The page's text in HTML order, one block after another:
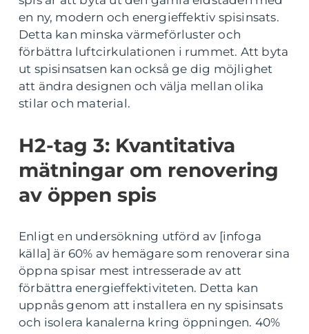
en ny, modern och energieffektiv spisinsats.
Detta kan minska värmeförluster och
förbättra luftcirkulationen i rummet. Att byta
ut spisinsatsen kan också ge dig möjlighet
att ändra designen och välja mellan olika
stilar och material.
H2-tag 3: Kvantitativa
mätningar om renovering
av öppen spis
Enligt en undersökning utförd av [infoga
källa] är 60% av hemägare som renoverar sina
öppna spisar mest intresserade av att
förbättra energieffektiviteten. Detta kan
uppnås genom att installera en ny spisinsats
och isolera kanalerna kring öppningen. 40%